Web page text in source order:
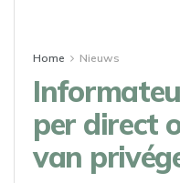
Home Nieuws
per direct
van